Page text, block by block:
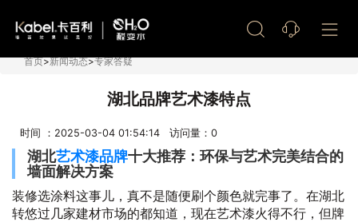
首页>新闻动态>专家答疑
湖北品牌艺术漆特点
时间 ：2025-03-04 01:54:14 访问量： 0
湖北艺术漆品牌十大推荐：环保与艺术完美结合的
墙面解决方案
装修选涂料这事儿，真不是随便刷个颜色就完事了。在湖北
转悠过几家建材市场的都知道，现在艺术漆火得不行，但牌